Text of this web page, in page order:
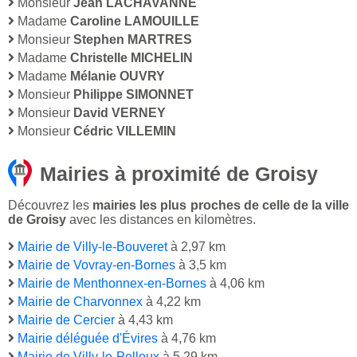
Monsieur Jean LACHAVANNE
Madame Caroline LAMOUILLE
Monsieur Stephen MARTRES
Madame Christelle MICHELIN
Madame Mélanie OUVRY
Monsieur Philippe SIMONNET
Monsieur David VERNEY
Monsieur Cédric VILLEMIN
Mairies à proximité de Groisy
Découvrez les mairies les plus proches de celle de la ville
de Groisy avec les distances en kilomètres.
Mairie de Villy-le-Bouveretà 2,97 km
Mairie de Vovray-en-Bornes à 3,5 km
Mairie de Menthonnex-en-Bornes à 4,06 km
Mairie de Charvonnex à 4,22 km
Mairie de Cercier à 4,43 km
Mairie déléguée d'Évires à 4,76 km